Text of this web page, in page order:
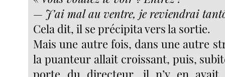
— J’ai mal au ventre, je reviendrai
Cela dit, il se précipita vers la sortie.
Mais une autre fois, dans une autre
la puanteur allait croissant, puis,
porte du directeur, il n’y en avait